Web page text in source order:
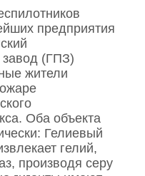
предприятия
(ГПЗ)
жители
Оба объекта
Гелиевый
гелий,
производя серу